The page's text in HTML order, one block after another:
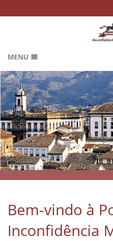
MENU
HOME
RESERVAS
GALERIA
LOCALIZAÇÃO
AVALIAÇÕES
CONTATO
MAPA DO WEBSITE
Bem-vindo à
Inconfidência